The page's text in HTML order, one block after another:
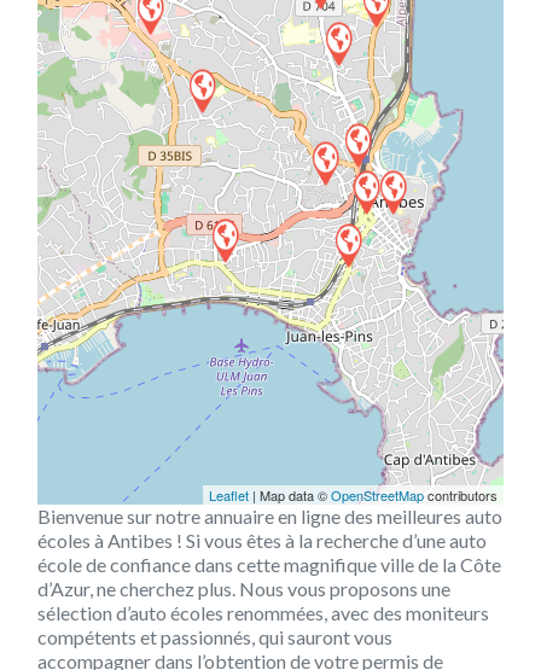
Leaflet | Map data ©OpenStreetMapcontributors
Bienvenue sur notre annuaire en ligne des meilleures auto
écoles à Antibes ! Si vous êtes à la recherche d’une auto
école de confiance dans cette magnifique ville de la Côte
d’Azur, ne cherchez plus. Nous vous proposons une
sélection d’auto écoles renommées, avec des moniteurs
compétents et passionnés, qui sauront vous
accompagner dans l’obtention de votre permis de